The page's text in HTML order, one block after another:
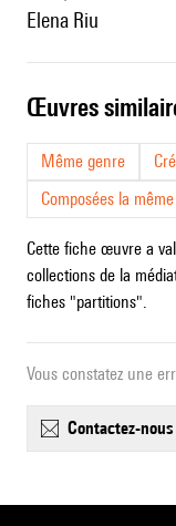
Elena Riu
œuvres
Même genre
Composées la
Cette fiche œuvre a
collections de la
fiches "partitions".
Vous constatez une
contactez-nous